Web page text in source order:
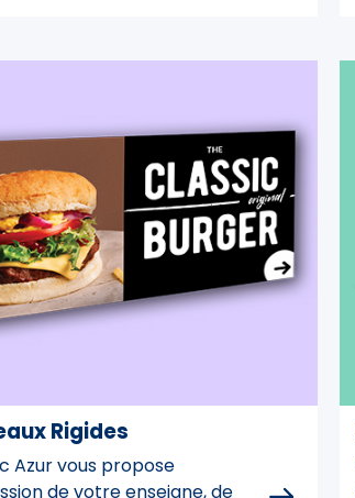
Rigides
Azur vous propose
de votre enseigne, de